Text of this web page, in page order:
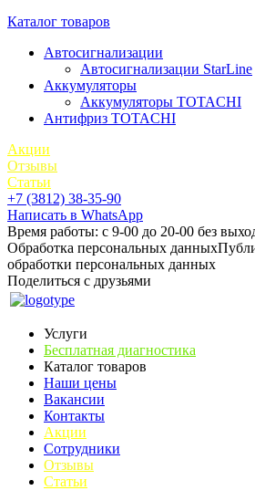
Каталог товаров
Автосигнализации
Автосигнализации StarLine
Аккумуляторы
Аккумуляторы TOTACHI
Антифриз TOTACHI
Акции
Отзывы
Статьи
+7 (3812) 38-35-90
Написать в WhatsApp
Время работы: с 9-00 до 20-00 без
Обработка персональных данных
обработки персональных данных
Поделиться с друзьями
Услуги
Бесплатная диагностика
Каталог товаров
Наши цены
Вакансии
Контакты
Акции
Сотрудники
Отзывы
Статьи